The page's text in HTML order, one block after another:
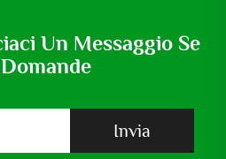
Un Messaggio Se
Invia